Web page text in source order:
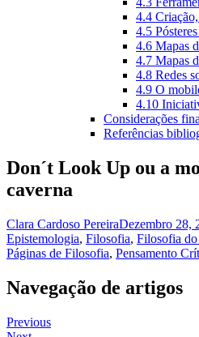
4.4
4.5
4.6 Mapas
4.7 Mapas
4.8 Redes
4.9 O
4.10
Considerações
Referências
Don´t Look Up ou a
caverna
Clara Cardoso PereiraDezembro 28,
Epistemologia, Filosofia, Filosofia
Páginas de Filosofia, Pensamento
Navegação de artigos
Previous